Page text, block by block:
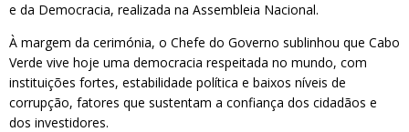
e da Democracia, realizada na Assembleia Nacional.
À margem da cerimónia, o Chefe do Governo sublinhou que Cabo
Verde vive hoje uma democracia respeitada no mundo, com
instituições fortes, estabilidade política e baixos níveis de
corrupção, fatores que sustentam a confiança dos cidadãos e
dos investidores.